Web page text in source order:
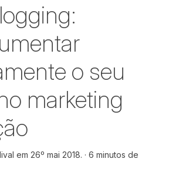
o seu
marketing
em 26º mai 2018.
6 minutos de